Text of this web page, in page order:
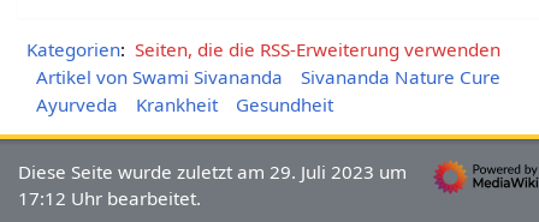
Kategorien: Seiten, die die RSS-Erweiterung verwenden
Artikel von Swami Sivananda
Sivananda Nature Cure
Ayurveda
Krankheit Gesundheit
Diese Seite wurde zuletzt am 29. Juli 2023 um
17:12 Uhr bearbeitet.